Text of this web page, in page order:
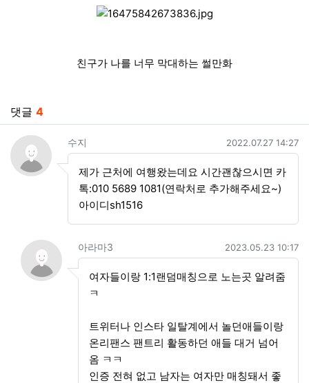
친구가 나를 너무 막대하는 썰만화
댓글 4
수지님의 댓글
수지 작성일
2022.07.27 14:27
제가 근처에 여행왔는데요 시간괜찮으시면 카
톡:010 5689 1081(연락처로 추가해주세요~)
아이디sh1516
아라마3님의 댓글의
댓글
아라마3 작성일
2023.05.23 10:17
여자들이랑 1:1랜덤매칭으로 노는곳 알려줌
ㅋ
트위터나 인스타 일탈계에서 놀던애들이랑
온리팬스 팬트리 활동하던 애들 대거 넘어
옴 ㅋㅋ
인증 전혀 없고 남자는 여자만 매칭돼서 좋